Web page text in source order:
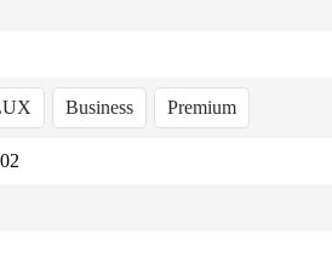
Business Premium